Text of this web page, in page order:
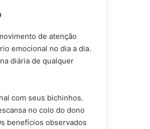
de atenção
emocional no dia a dia.
diária de qualquer
com seus bichinhos.
no colo do dono
benefícios observados